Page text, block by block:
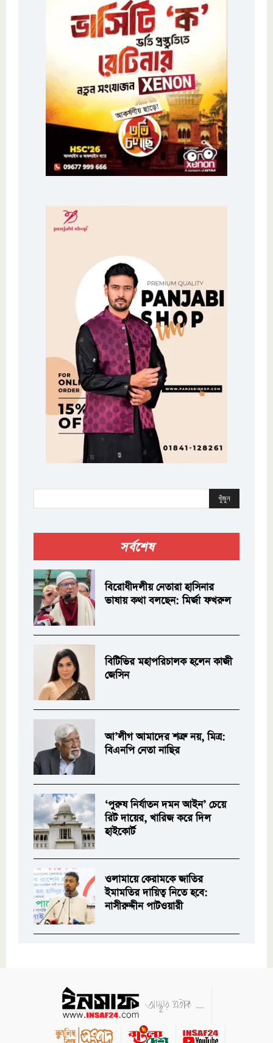
খুঁজুন
সর্বশেষ
বিরোধীদলীয় নেতারা হাসিনার
ভাষায় কথা বলছেন: মির্জা ফখরুল
বিটিভির মহাপরিচালক হলেন কাজী
জেসিন
আ’লীগ আমাদের শত্রু নয়, মিত্র:
বিএনপি নেতা নাছির
‘পুরুষ নির্যাতন দমন আইন’ চেয়ে
রিট দায়ের, খারিজ করে দিল
হাইকোর্ট
ওলামায়ে কেরামকে জাতির
ইমামতির দায়িত্ব নিতে হবে:
নাসীরুদ্দীন পাটওয়ারী